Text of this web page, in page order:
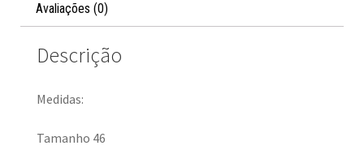
Avaliações (0)
Descrição
Medidas:
Tamanho 46